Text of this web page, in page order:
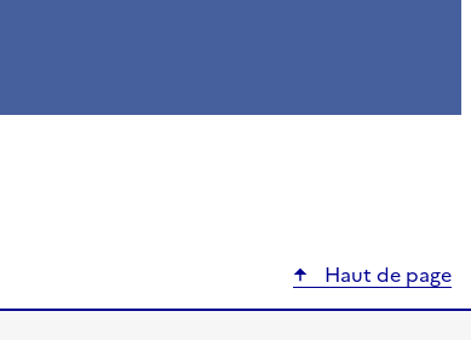
Haut de page